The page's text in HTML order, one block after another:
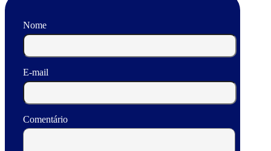
Nome
E-mail
Comentário